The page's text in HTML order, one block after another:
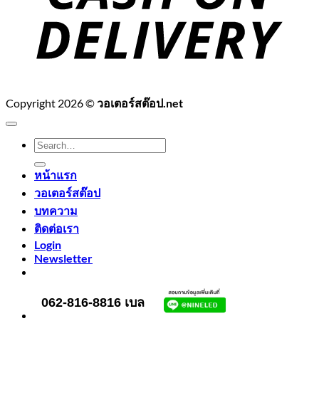
Copyright 2026 ©วอเตอร์สต๊อป.net
Search
for:
หน้าแรก
วอเตอร์สต๊อป
บทความ
ติดต่อเรา
Login
Newsletter
062-816-8816 เบล